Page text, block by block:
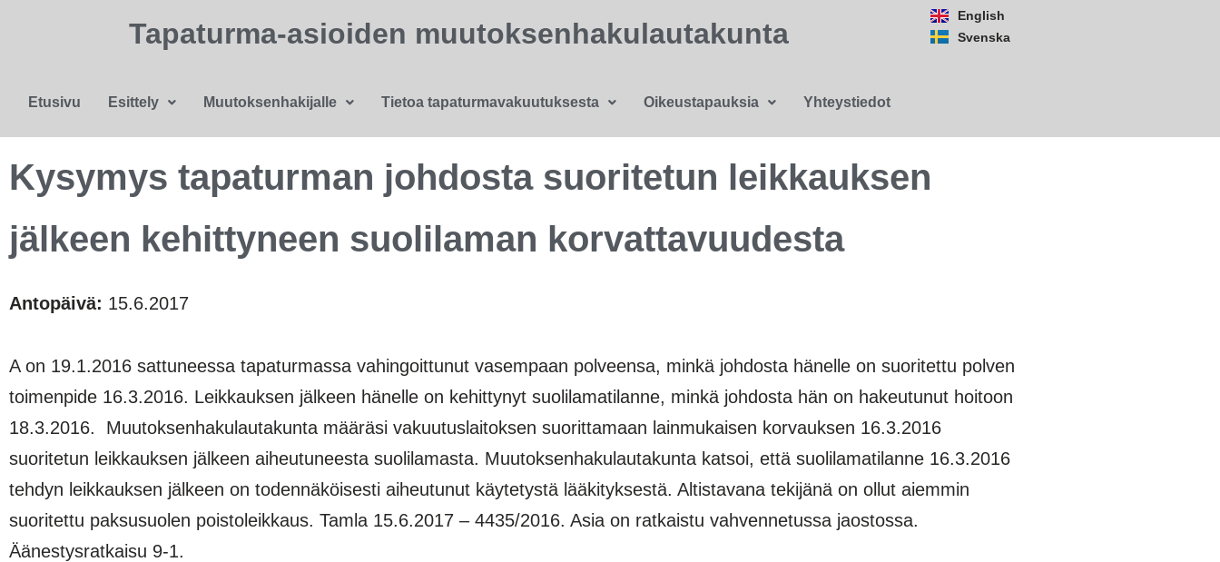
Tapaturma-asioiden muutoksenhakulautakunta
Etusivu Esittely Muutoksenhakijalle Tietoa tapaturmavakuutuksesta Oikeustapauksia Yhteystiedot
English
Svenska
Kysymys tapaturman johdosta suoritetun leikkauksen
jälkeen kehittyneen suolilaman korvattavuudesta
Antopäivä: 15.6.2017
A on 19.1.2016 sattuneessa tapaturmassa vahingoittunut vasempaan polveensa, minkä johdosta hänelle on suoritettu polven
toimenpide 16.3.2016. Leikkauksen jälkeen hänelle on kehittynyt suolilamatilanne, minkä johdosta hän on hakeutunut hoitoon
18.3.2016. Muutoksenhakulautakunta määräsi vakuutuslaitoksen suorittamaan lainmukaisen korvauksen 16.3.2016
suoritetun leikkauksen jälkeen aiheutuneesta suolilamasta. Muutoksenhakulautakunta katsoi, että suolilamatilanne 16.3.2016
tehdyn leikkauksen jälkeen on todennäköisesti aiheutunut käytetystä lääkityksestä. Altistavana tekijänä on ollut aiemmin
suoritettu paksusuolen poistoleikkaus. Tamla 15.6.2017 – 4435/2016. Asia on ratkaistu vahvennetussa jaostossa.
Äänestysratkaisu 9-1.